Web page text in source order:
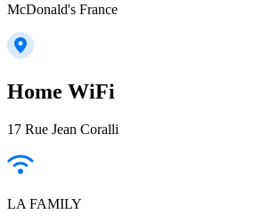
McDonald's France
Home WiFi
17 Rue Jean Coralli
LA FAMILY